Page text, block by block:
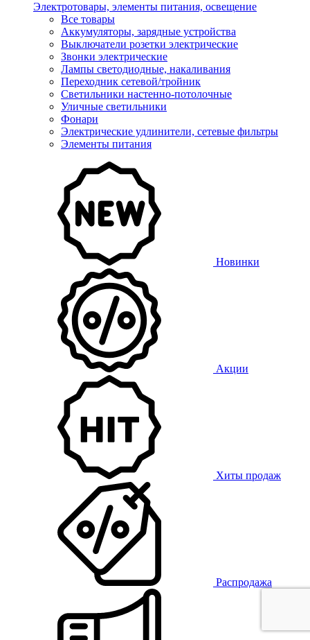
Электротовары, элементы питания, освещение
Все товары
Аккумуляторы, зарядные устройства
Выключатели розетки электрические
Звонки электрические
Лампы светодиодные, накаливания
Переходник сетевой/тройник
Светильники настенно-потолочные
Уличные светильники
Фонари
Электрические удлинители, сетевые фильтры
Элементы питания
Новинки
Акции
Хиты продаж
Распродажа